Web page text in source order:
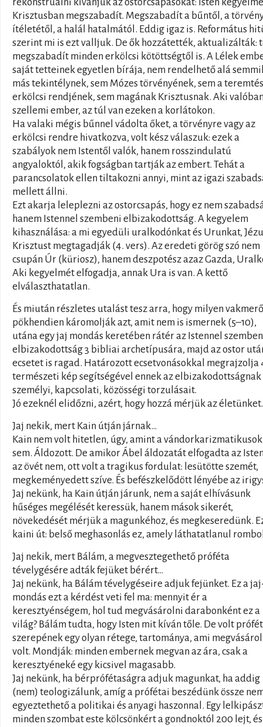
Krisztusban megszabadít. Megszabadít a bűntől, a
ítéletétől, a halál hatalmától. Eddig igaz is. Református
szerint mi is ezt valljuk. De ők hozzátették, aktualizálták:
megszabadít minden erkölcsi kötöttségtől is. A Lélek
saját tetteinek egyetlen bírája, nem rendelhető alá
más tekintélynek, sem Mózes törvényének, sem a teremtés
erkölcsi rendjének, sem magának Krisztusnak. Aki
szellemi ember, az túl van ezeken a korlátokon.
Ha valaki mégis bűnnel vádolta őket, a törvényre vagy az
erkölcsi rendre hivatkozva, volt kész válaszuk: ezek a
szabályok nem Istentől valók, hanem rosszindulatú
angyaloktól, akik fogságban tartják az embert. Tehát a
parancsolatok ellen tiltakozni annyi, mint az igazi
mellett állni.
Ezt akarja leleplezni az ostorcsapás, hogy ez nem
hanem Istennel szembeni elbizakodottság. A kegyelem
kihasználása: a mi egyedüli uralkodónkat és Urunkat,
Krisztust megtagadják (4. vers). Az eredeti görög szó nem
csupán Úr (küriosz), hanem deszpotész azaz Gazda,
Aki kegyelmét elfogadja, annak Ura is van. A kettő
elválaszthatatlan.
És miután részletes utalást tesz arra, hogy milyen
pökhendien káromolják azt, amit nem is ismernek (5–10),
utána egy jaj mondás keretében rátér az Istennel
elbizakodottság 3 bibliai archetípusára, majd az ostor
ecsetet is ragad. Határozott ecsetvonásokkal megrajzolja
természeti kép segítségével ennek az elbizakodottságnak
személyi, kapcsolati, közösségi torzulásait.
Jó ezeknél elidőzni, azért, hogy hozzá mérjük az életünket.
Jaj nekik, mert Kain útján járnak…
Kain nem volt hitetlen, úgy, amint a vándorkarizmatikusok
sem. Áldozott. De amikor Ábel áldozatát elfogadta az
az övét nem, ott volt a tragikus fordulat: lesütötte szemét,
megkeményedett szíve. És befészkelődött lényébe az
Jaj nekünk, ha Kain útján járunk, nem a saját elhívásunk
hűséges megélését keressük, hanem mások sikerét,
növekedését mérjük a magunkéhoz, és megkeseredünk.
kaini út: belső meghasonlás ez, amely láthatatlanul
Jaj nekik, mert Bálám, a megvesztegethető próféta
tévelygésére adták fejüket bérért…
Jaj nekünk, ha Bálám tévelygéseire adjuk fejünket. Ez a
mondás ezt a kérdést veti fel ma: mennyit ér a
keresztyénségem, hol tud megvásárolni darabonként ez a
világ? Bálám tudta, hogy Isten mit kíván tőle. De volt
szerepének egy olyan rétege, tartománya, ami
volt. Mondják: minden embernek megvan az ára, csak a
keresztyéneké egy kicsivel magasabb.
Jaj nekünk, ha bérprófétaságra adjuk magunkat, ha addig
(nem) teologizálunk, amíg a prófétai beszédünk össze
egyeztethető a politikai és anyagi haszonnal. Egy
minden szombat este kölcsönkért a gondnoktól 200 lejt, és